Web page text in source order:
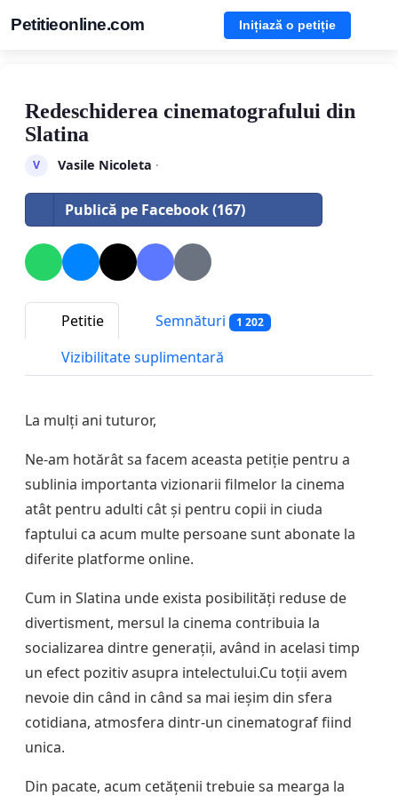
Petitieonline.com Inițiază o petiție
Redeschiderea cinematografului din
Slatina
V Vasile Nicoleta ·
Publică pe Facebook (167)
Petitie Semnături 1 202
Vizibilitate suplimentară
La mulți ani tuturor,
Ne-am hotărât sa facem aceasta petiție pentru a
sublinia importanta vizionarii filmelor la cinema
atât pentru adulti cât și pentru copii in ciuda
faptului ca acum multe persoane sunt abonate la
diferite platforme online.
Cum in Slatina unde exista posibilități reduse de
divertisment, mersul la cinema contribuia la
socializarea dintre generații, având in acelasi timp
un efect pozitiv asupra intelectului.Cu toții avem
nevoie din când in când sa mai ieșim din sfera
cotidiana, atmosfera dintr-un cinematograf fiind
unica.
Din pacate, acum cetățenii trebuie sa mearga la